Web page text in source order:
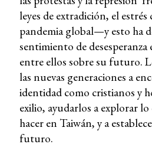
leyes de extradición, el
pandemia global—y esto ha
sentimiento de
entre ellos sobre su futuro.
las nuevas generaciones a
identidad como cristianos y
exilio, ayudarlos a explorar
hacer en Taiwán, y a
futuro.